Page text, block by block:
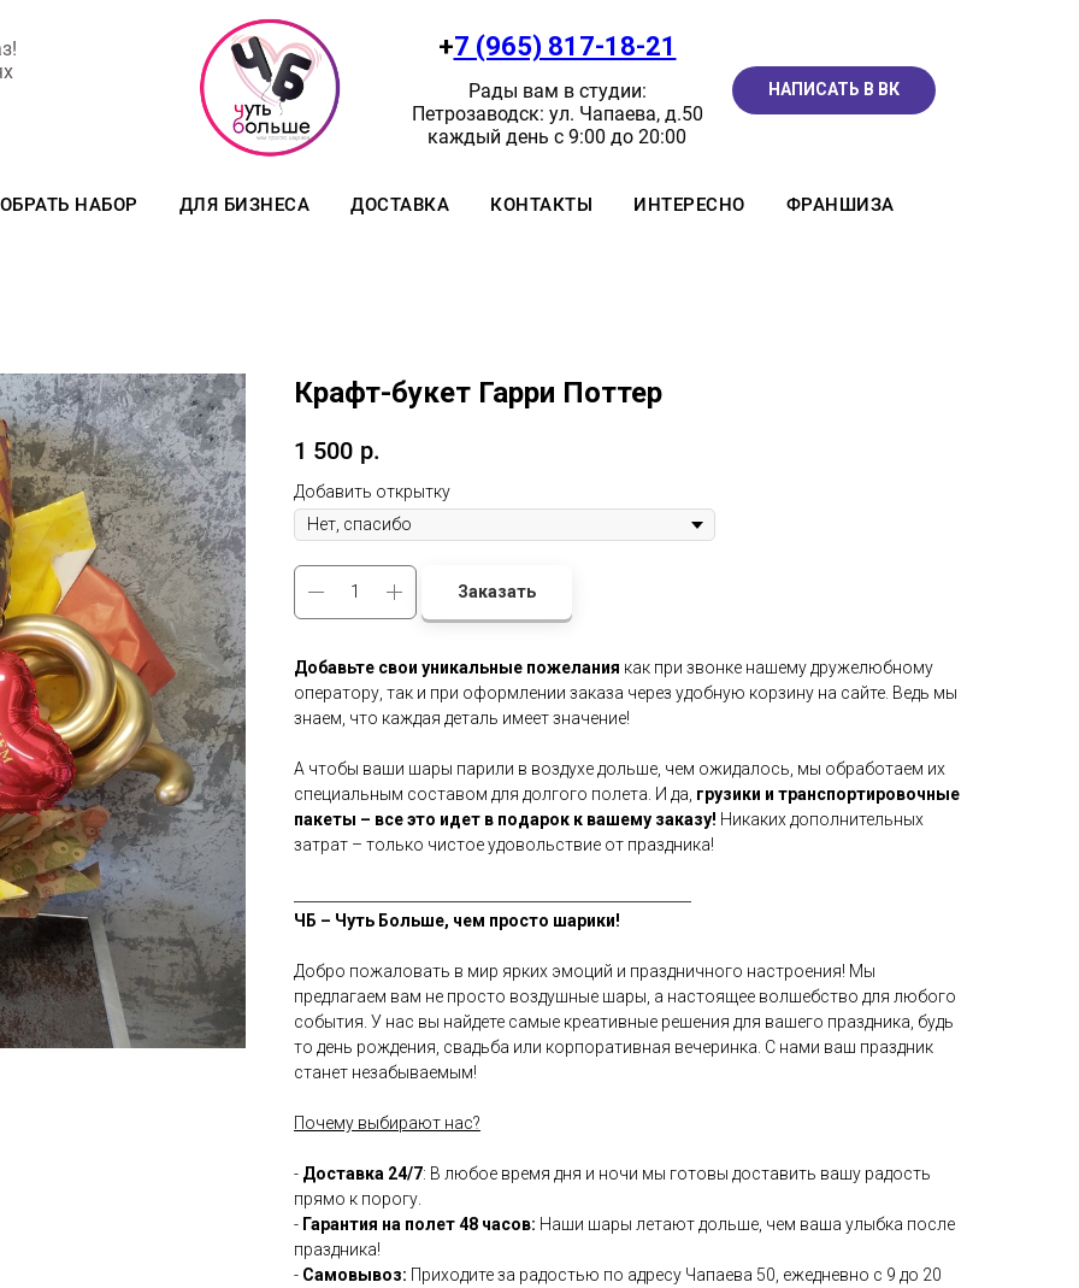
+7 (965) 817-18-21
Рады вам в студии:
Петрозаводск: ул. Чапаева, д.50
каждый день с 9:00 до 20:00
НАПИСАТЬ В ВК
НАБОР ДЛЯ БИЗНЕСА ДОСТАВКА КОНТАКТЫ ИНТЕРЕСНО ФРАНШИЗА
Крафт-букет Гарри Поттер
1 500 р.
Добавить открытку
Заказать
Добавьте свои уникальные пожелания как при звонке нашему дружелюбному
оператору, так и при оформлении заказа через удобную корзину на сайте. Ведь мы
знаем, что каждая деталь имеет значение!
А чтобы ваши шары парили в воздухе дольше, чем ожидалось, мы обработаем их
специальным составом для долгого полета. И да, грузики и транспортировочные
пакеты – все это идет в подарок к вашему заказу! Никаких дополнительных
затрат – только чистое удовольствие от праздника!
ЧБ – Чуть Больше, чем просто шарики!
Добро пожаловать в мир ярких эмоций и праздничного настроения! Мы
предлагаем вам не просто воздушные шары, а настоящее волшебство для любого
события. У нас вы найдете самые креативные решения для вашего праздника, будь
то день рождения, свадьба или корпоративная вечеринка. С нами ваш праздник
станет незабываемым!
Почему выбирают нас?
- Доставка 24/7: В любое время дня и ночи мы готовы доставить вашу радость
прямо к порогу.
- Гарантия на полет 48 часов: Наши шары летают дольше, чем ваша улыбка после
праздника!
- Самовывоз: Приходите за радостью по адресу Чапаева 50, ежедневно с 9 до 20